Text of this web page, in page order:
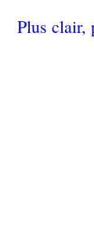
Plus clair,